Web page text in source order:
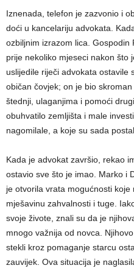
Iznenada, telefon je zazvonio i
doći u kancelariju advokata.
ozbiljnim izrazom lica.
prije nekoliko mjeseci nakon što
uslijedile riječi advokata ostavile
običan čovjek; on je bio
štednji, ulaganjima i pomoći
obuhvatilo zemljišta i male
nagomilale, a koje su sada
Kada je advokat završio, rekao
ostavio sve što je imao. Marko i
je otvorila vrata mogućnosti
mješavinu zahvalnosti i tuge.
svoje živote, znali su da je
mnogo važnija od novca.
stekli kroz pomaganje starcu
zauvijek. Ova situacija je